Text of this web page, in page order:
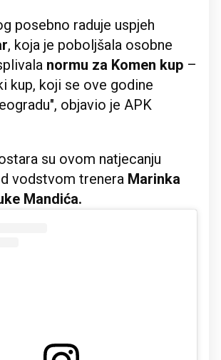
posebno raduje uspjeh
, koja je poboljšala osobne
normu za Komen kup –
kup, koji se ove godine
objavio je APK
su ovom natjecanju
vodstvom trenera Marinka
Mandića.